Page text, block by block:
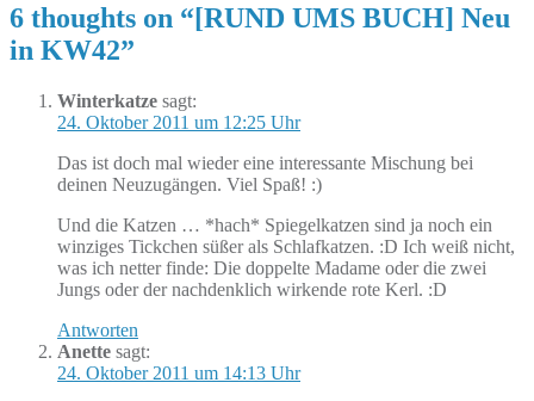
6 thoughts on “[RUND UMS BUCH] Neu
in KW42”
Winterkatze sagt:
24. Oktober 2011 um 12:25 Uhr
Das ist doch mal wieder eine interessante Mischung bei
deinen Neuzugängen. Viel Spaß! :)
Und die Katzen … *hach* Spiegelkatzen sind ja noch ein
winziges Tickchen süßer als Schlafkatzen. :D Ich weiß nicht,
was ich netter finde: Die doppelte Madame oder die zwei
Jungs oder der nachdenklich wirkende rote Kerl. :D
Antworten
Anette sagt:
24. Oktober 2011 um 14:13 Uhr